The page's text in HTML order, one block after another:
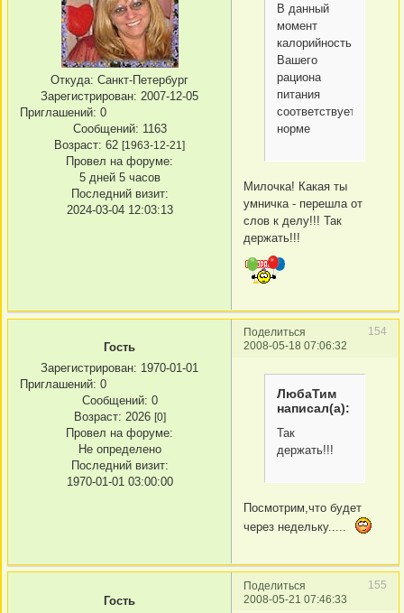
Откуда: Санкт-Петербург
Зарегистрирован: 2007-12-05
Приглашений: 0
Сообщений: 1163
Возраст: 62 [1963-12-21]
Провел на форуме:
5 дней 5 часов
Последний визит:
2024-03-04 12:03:13
В данный
момент
калорийность
Вашего
рациона
питания
соответствует
норме
Милочка! Какая ты
умничка - перешла от
слов к делу!!! Так
держать!!!
Поделиться
154
2008-05-18 07:06:32
Гость
Зарегистрирован: 1970-01-01
Приглашений: 0
Сообщений: 0
Возраст: 2026 [0]
Провел на форуме:
Не определено
Последний визит:
1970-01-01 03:00:00
ЛюбаТим
написал(а):
Так
держать!!!
Посмотрим,что будет
через недельку.....
Поделиться
155
2008-05-21 07:46:33
Гость